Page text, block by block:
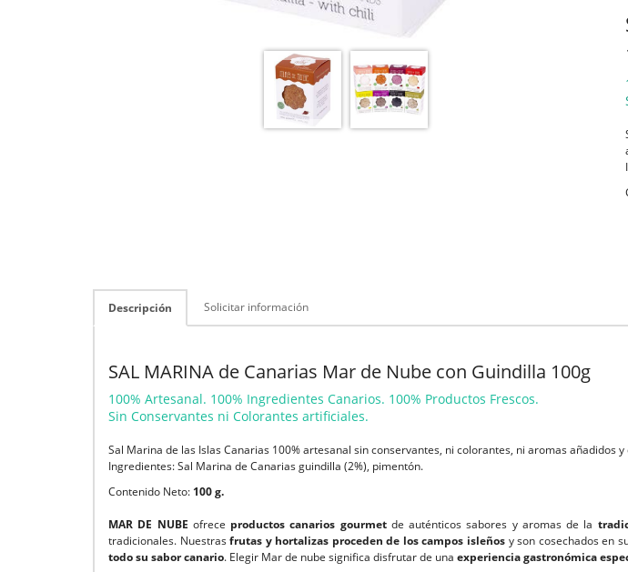
Descripción Solicitar información
SAL MARINA de Canarias Mar de Nube con Guindilla 100g
100% Artesanal. 100% Ingredientes Canarios. 100% Productos Frescos.
Sin Conservantes ni Colorantes artificiales.
Sal Marina de las Islas Canarias 100% artesanal sin conservantes, ni colorantes, ni aromas añadidos
Ingredientes: Sal Marina de Canarias guindilla (2%), pimentón.
Contenido Neto: 100 g.
MAR DE NUBE ofrece productos canarios gourmet de auténticos sabores y aromas de la
tradicionales. Nuestrasfrutas y hortalizas proceden de los campos isleños y son cosechados en
todo su sabor canario. Elegir Mar de nube significa disfrutar de una experiencia gastronómica